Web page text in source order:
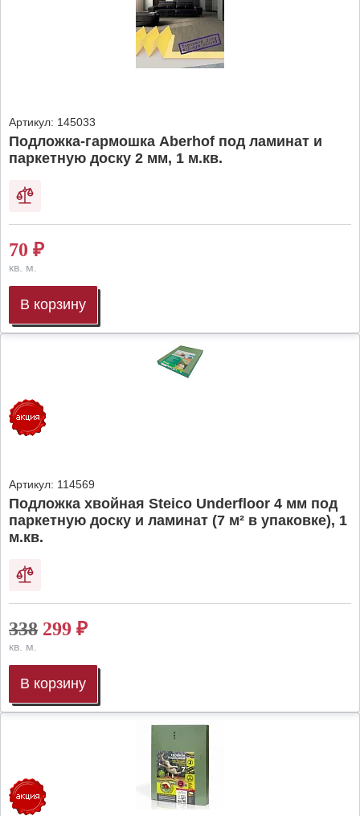
Артикул: 145033
Подложка-гармошка Aberhof под ламинат и
паркетную доску 2 мм, 1 м.кв.
70 ₽
кв. м.
В корзину
Артикул: 114569
Подложка хвойная Steico Underfloor 4 мм под
паркетную доску и ламинат (7 м² в упаковке), 1
м.кв.
338 299 ₽
кв. м.
В корзину